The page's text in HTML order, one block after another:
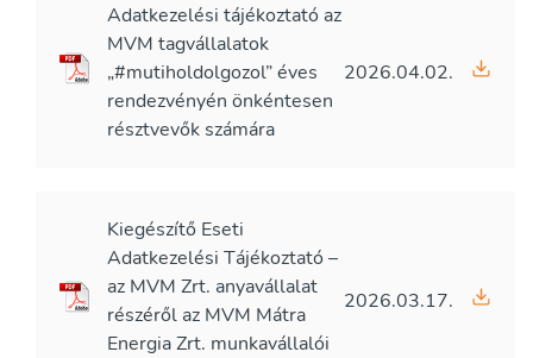
Adatkezelési tájékoztató az
MVM tagvállalatok
„#mutiholdolgozol” éves
rendezvényén önkéntesen
résztvevők számára
2026.04.02.
Kiegészítő Eseti
Adatkezelési Tájékoztató –
az MVM Zrt. anyavállalat
részéről az MVM Mátra
Energia Zrt. munkavállalói
2026.03.17.